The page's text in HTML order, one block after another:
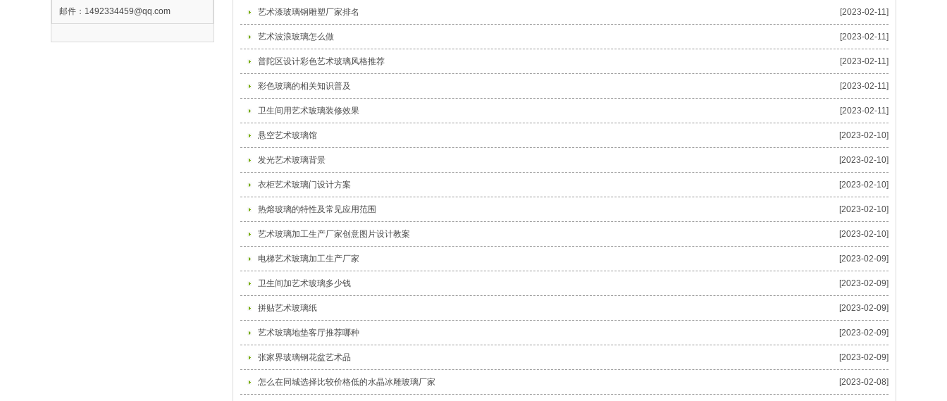
邮件： 1492334459@qq.com 艺术漆玻璃钢雕塑厂家排名 [2023-02-11]
艺术波浪玻璃怎么做 [2023-02-11]
普陀区设计彩色艺术玻璃风格推荐 [2023-02-11]
彩色玻璃的相关知识普及 [2023-02-11]
卫生间用艺术玻璃装修效果 [2023-02-11]
悬空艺术玻璃馆 [2023-02-10]
发光艺术玻璃背景 [2023-02-10]
衣柜艺术玻璃门设计方案 [2023-02-10]
热熔玻璃的特性及常见应用范围 [2023-02-10]
艺术玻璃加工生产厂家创意图片设计教案 [2023-02-10]
电梯艺术玻璃加工生产厂家 [2023-02-09]
卫生间加艺术玻璃多少钱 [2023-02-09]
拼贴艺术玻璃纸 [2023-02-09]
艺术玻璃地垫客厅推荐哪种 [2023-02-09]
张家界玻璃钢花盆艺术品 [2023-02-09]
怎么在同城选择比较价格低的水晶冰雕玻璃厂家 [2023-02-08]